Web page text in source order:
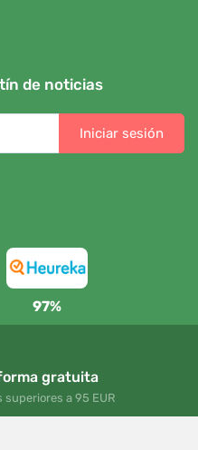
de noticias
Iniciar sesión
97%
gratuita
a 95 EUR
gratuitos